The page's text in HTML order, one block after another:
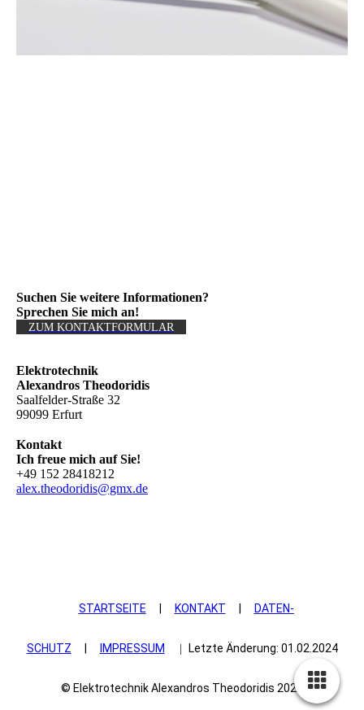
Suchen Sie weitere Informationen?
Sprechen Sie mich an!
ZUM KONTAKT­FORMULAR
Elektrotechnik
Alexandros Theodoridis
Saalfelder-Straße 32
99099 Erfurt
Kontakt
Ich freue mich auf Sie!
+49 152 28418212
alex.theodoridis@gmx.de
STARTSEITE KONTAKT DATEN­
SCHUTZ IMPRESSUM Letzte Änderung: 01.02.2024
© Elektrotechnik Alexandros Theodoridis 2024